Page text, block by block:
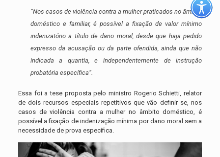
“Nos casos de violência contra a mulher praticados no âmbito
doméstico e familiar, é possível a fixação de valor mínimo
indenizatório a título de dano moral, desde que haja pedido
expresso da acusação ou da parte ofendida, ainda que não
indicada a quantia, e independentemente de instrução
probatória específica”.
Essa foi a tese proposta pelo ministro Rogerio Schietti, relator
de dois recursos especiais repetitivos que vão definir se, nos
casos de violência contra a mulher no âmbito doméstico, é
possível a fixação de indenização mínima por dano moral sem a
necessidade de prova específica.